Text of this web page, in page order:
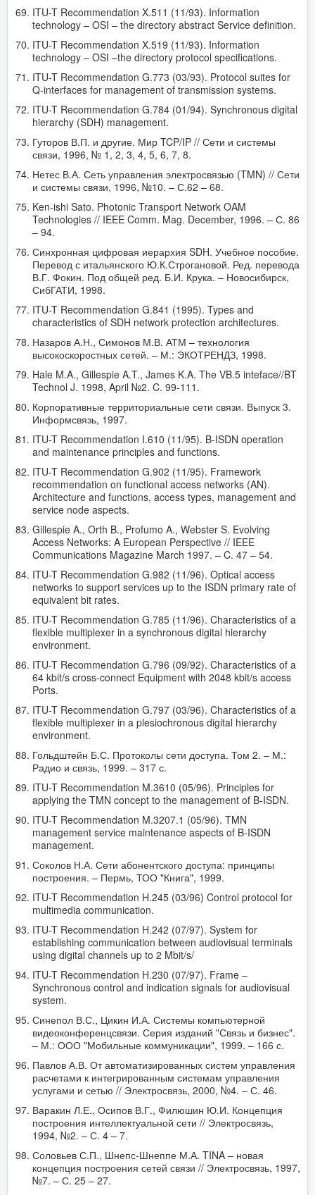
ITU-T Recommendation X.511 (11/93). Information
technology – OSI – the directory abstract Service definition.
ITU-T Recommendation X.519 (11/93). Information
technology – OSI –the directory protocol specifications.
ITU-T Recommendation G.773 (03/93). Protocol suites for
Q-interfaces for management of transmission systems.
ITU-T Recommendation G.784 (01/94). Synchronous digital
hierarchy (SDH) management.
Гуторов В.П. и другие. Мир TCP/IP // Сети и системы
связи, 1996, № 1, 2, 3, 4, 5, 6, 7, 8.
Нетес В.А. Сеть управления электросвязью (TMN) // Сети
и системы связи, 1996, №10. – С.62 – 68.
Ken-ishi Sato. Photonic Transport Network OAM
Technologies // IEEE Comm. Mag. December, 1996. – С. 86
– 94.
Синхронная цифровая иерархия SDH. Учебное пособие.
Перевод с итальянского Ю.К.Строгановой. Ред. перевода
В.Г. Фокин. Под общей ред. Б.И. Крука. – Новосибирск,
СибГАТИ, 1998.
ITU-T Recommendation G.841 (1995). Types and
characteristics of SDH network protection architectures.
Назаров А.Н., Симонов М.В. АТМ – технология
высокоскоростных сетей. – М.: ЭКОТРЕНДЗ, 1998.
Hale M.A., Gillespie A.T., James K.A. The VB.5 inteface//BT
Technol J. 1998, April №2. C. 99-111.
Корпоративные территориальные сети связи. Выпуск 3.
Информсвязь, 1997.
ITU-T Recommendation I.610 (11/95). B-ISDN operation
and maintenance principles and functions.
ITU-T Recommendation G.902 (11/95). Framework
recommendation on functional access networks (AN).
Architecture and functions, access types, management and
service node aspects.
Gillespie A., Orth B., Profumo A., Webster S. Evolving
Access Networks: A European Perspective // IEEE
Communications Magazine March 1997. – C. 47 – 54.
ITU-T Recommendation G.982 (11/96). Optical access
networks to support services up to the ISDN primary rate of
equivalent bit rates.
ITU-T Recommendation G.785 (11/96). Characteristics of a
flexible multiplexer in a synchronous digital hierarchy
environment.
ITU-T Recommendation G.796 (09/92). Characteristics of a
64 kbit/s cross-connect Equipment with 2048 kbit/s access
Ports.
ITU-T Recommendation G.797 (03/96). Characteristics of a
flexible multiplexer in a plesiochronous digital hierarchy
environment.
Гольдштейн Б.С. Протоколы сети доступа. Том 2. – М.:
Радио и связь, 1999. – 317 с.
ITU-T Recommendation M.3610 (05/96). Principles for
applying the TMN concept to the management of B-ISDN.
ITU-T Recommendation M.3207.1 (05/96). TMN
management service maintenance aspects of B-ISDN
management.
Соколов Н.А. Сети абонентского доступа: принципы
построения. – Пермь, ТОО "Книга", 1999.
ITU-T Recommendation H.245 (03/96) Control protocol for
multimedia communication.
ITU-T Recommendation H.242 (07/97). System for
establishing communication between audiovisual terminals
using digital channels up to 2 Mbit/s/
ITU-T Recommendation H.230 (07/97). Frame –
Synchronous control and indication signals for audiovisual
system.
Синепол В.С., Цикин И.А. Системы компьютерной
видеоконференцсвязи. Серия изданий "Связь и бизнес".
– М.: ООО "Мобильные коммуникации", 1999. – 166 с.
Павлов А.В. От автоматизированных систем управления
расчетами к интегрированным системам управления
услугами и сетью // Электросвязь, 2000, №4. – С. 46.
Варакин Л.Е., Осипов В.Г., Филюшин Ю.И. Концепция
построения интеллектуальной сети // Электросвязь,
1994, №2. – С. 4 – 7.
Соловьев С.П., Шнепс-Шнеппе М.А. TINA – новая
концепция построения сетей связи // Электросвязь, 1997,
№7. – С. 25 – 27.